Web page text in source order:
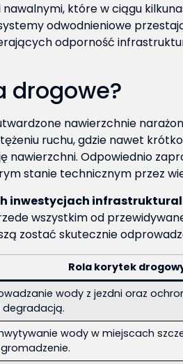
które w ciągu
odwodnieniowe
odporność
drogowe?
nawierzchnie
ruchu, gdzie nawet
nawierzchni. Odpowiednio
stanie technicznym przez
inwestycjach
wszystkim od
zostać skutecznie
Rola korytek
wody z jezdni oraz
degradacją.
wody w miejscach